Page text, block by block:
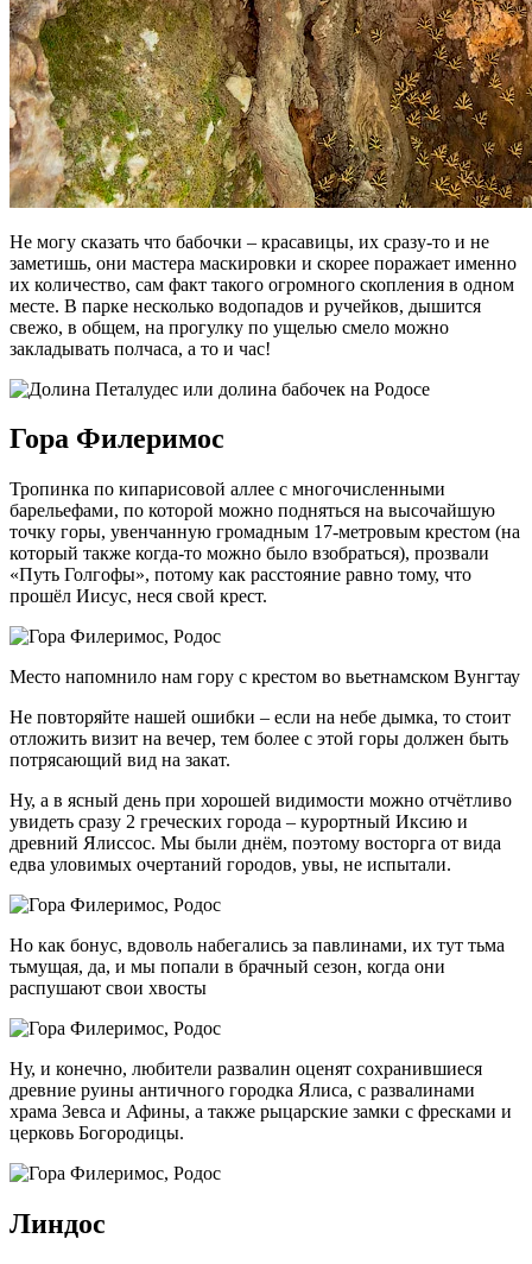
Не могу сказать что бабочки – красавицы, их сразу-то и не
заметишь, они мастера маскировки и скорее поражает именно
их количество, сам факт такого огромного скопления в одном
месте. В парке несколько водопадов и ручейков, дышится
свежо, в общем, на прогулку по ущелью смело можно
закладывать полчаса, а то и час!
Гора Филеримос
Тропинка по кипарисовой аллее с многочисленными
барельефами, по которой можно подняться на высочайшую
точку горы, увенчанную громадным 17-метровым крестом (на
который также когда-то можно было взобраться), прозвали
«Путь Голгофы», потому как расстояние равно тому, что
прошёл Иисус, неся свой крест.
Место напомнило нам гору с крестом во вьетнамском Вунгтау
Не повторяйте нашей ошибки – если на небе дымка, то стоит
отложить визит на вечер, тем более с этой горы должен быть
потрясающий вид на закат.
Ну, а в ясный день при хорошей видимости можно отчётливо
увидеть сразу 2 греческих города – курортный Иксию и
древний Ялиссос. Мы были днём, поэтому восторга от вида
едва уловимых очертаний городов, увы, не испытали.
Но как бонус, вдоволь набегались за павлинами, их тут тьма
тьмущая, да, и мы попали в брачный сезон, когда они
распушают свои хвосты
Ну, и конечно, любители развалин оценят сохранившиеся
древние руины античного городка Ялиса, с развалинами
храма Зевса и Афины, а также рыцарские замки с фресками и
церковь Богородицы.
Линдос